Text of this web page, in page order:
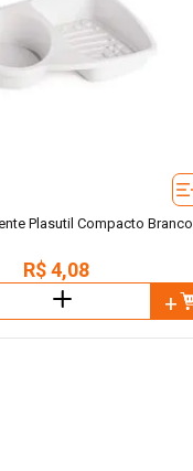
Plasutil Compacto Branco
R$ 4,08
＋